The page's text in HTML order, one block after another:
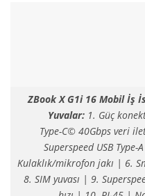
ZBook X G1i 16 Mobil İş
Yuvalar:1. Güç
Type-C© 40Gbps veri
Superspeed USB Type-
Kulaklık/mikrofon jakı | 6.
8. SIM yuvası | 9.